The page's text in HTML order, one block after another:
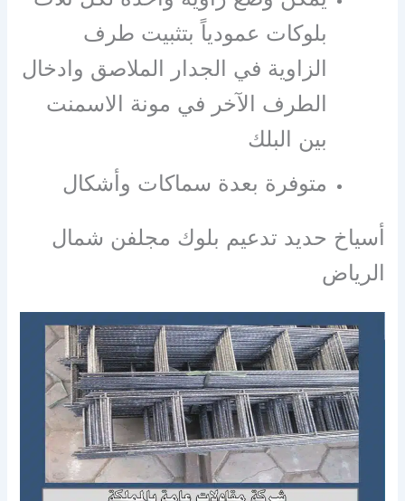
بلوكات عمودياً بتثبيت طرف
الزاوية في الجدار الملاصق وادخال
الطرف الآخر في مونة الاسمنت
بين البلك
متوفرة بعدة سماكات وأشكال
أسياخ حديد تدعيم بلوك مجلفن شمال
الرياض